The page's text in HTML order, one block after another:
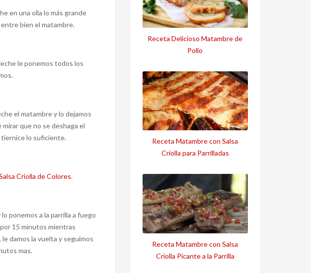
en una olla lo más grande
bien el matambre.
le ponemos todos los
el matambre y lo dejamos
mirar que no se deshaga el
lo suficiente.
Criolla de Colores.
ponemos a la parrilla a fuego
15 minutos mientras
le damos la vuelta y seguimos
mas.
Receta Delicioso Matambre de
Pollo
Receta Matambre con Salsa
Criolla para Parrilladas
Receta Matambre con Salsa
Criolla Picante a la Parrilla